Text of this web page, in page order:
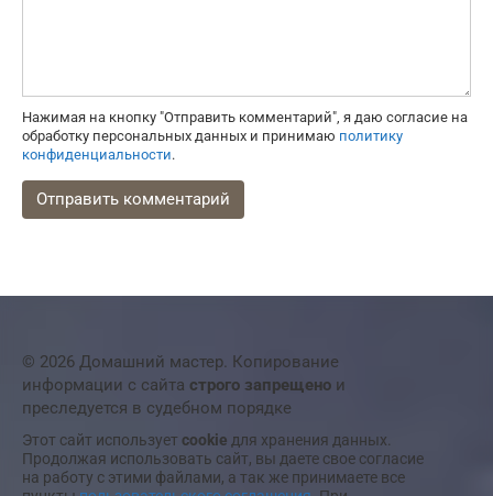
Нажимая на кнопку "Отправить комментарий", я даю согласие на
обработку персональных данных и принимаю политику
конфиденциальности.
© 2026 Домашний мастер. Копирование
информации с сайта строго запрещено и
преследуется в судебном порядке
Этот сайт использует cookie для хранения данных.
Продолжая использовать сайт, вы даете свое согласие
на работу с этими файлами, а так же принимаете все